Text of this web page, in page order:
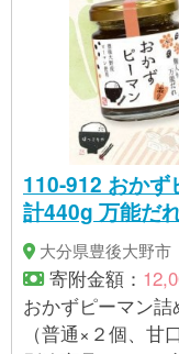
110-912 おかず
計440g 万能だ
大分県豊後大野市
寄附金額：
おかずピーマン
（普通×２個、甘